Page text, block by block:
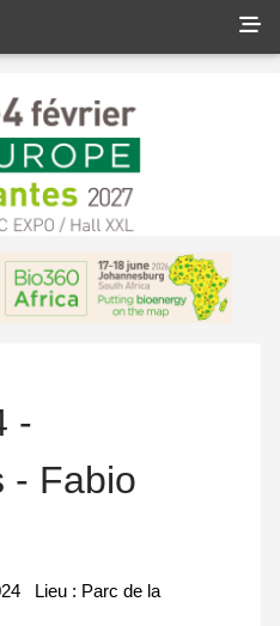
-
- Fabio
Lieu : Parc de la